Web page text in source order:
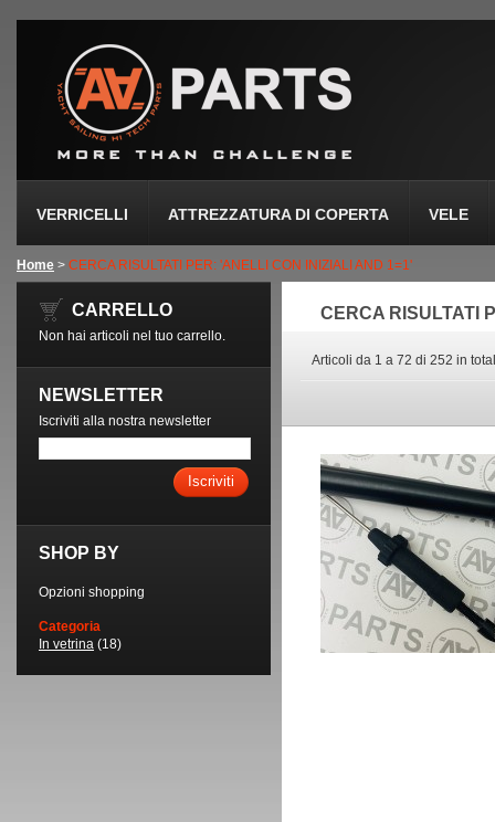
VERRICELLI ATTREZZATURA DI COPERTA VELE
Home > CERCA RISULTATI PER: 'ANELLI CON INIZIALI AND 1=1'
CERCA RISULTATI
Articoli da 1 a 72 di 252 in
CARRELLO
Non hai articoli nel tuo carrello.
NEWSLETTER
Iscriviti alla nostra newsletter
Iscriviti
SHOP BY
Opzioni shopping
Categoria
In vetrina (18)